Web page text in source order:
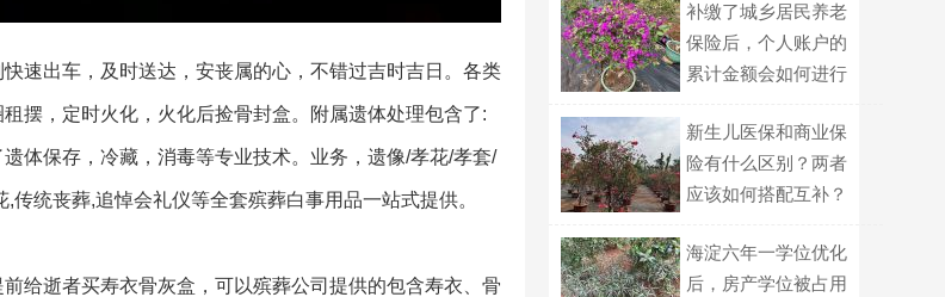
速出车，及时送达，安丧属的心，不错过吉时吉日。各类
摆，定时火化，火化后捡骨封盒。附属遗体处理包含了:
体保存，冷藏，消毒等专业技术。业务，遗像/孝花/孝套/
统丧葬,追悼会礼仪等全套殡葬白事用品一站式提供。
给逝者买寿衣骨灰盒，可以殡葬公司提供的包含寿衣、骨
补缴了城乡居民养老
保险后，个人账户的
累计金额会如何进行
新生儿医保和商业保
险有什么区别？两者
应该如何搭配互补？
海淀六年一学位优化
后，房产学位被占用